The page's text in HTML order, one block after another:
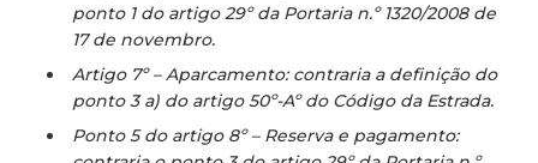
ponto 1 do artigo 29º da Portaria n.º 1320/2008 de
17 de novembro.
Artigo 7º – Aparcamento: contraria a definição do
ponto 3 a) do artigo 50º-Aº do Código da Estrada.
Ponto 5 do artigo 8º – Reserva e pagamento: